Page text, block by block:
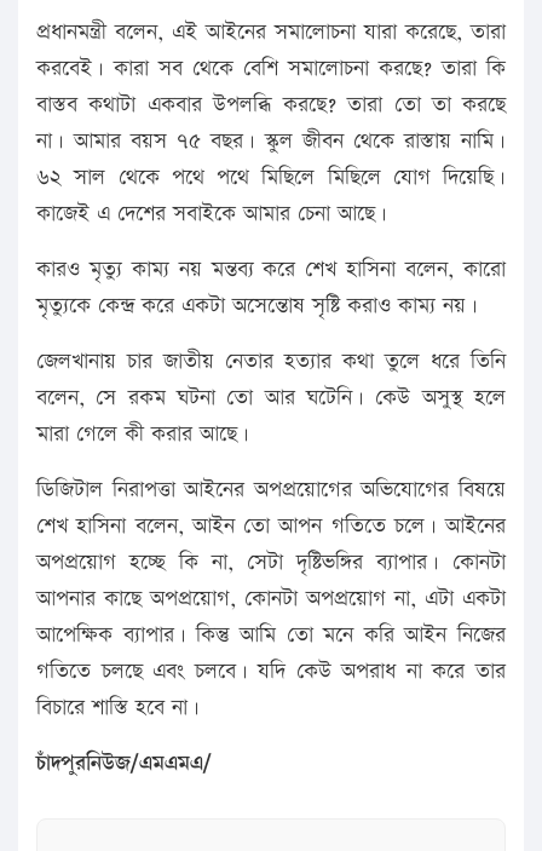
প্রধানমন্ত্রী বলেন, এই আইনের সমালোচনা যারা করেছে, তারা
করবেই। কারা সব থেকে বেশি সমালোচনা করছে? তারা কি
বাস্তব কথাটা একবার উপলব্ধি করছে? তারা তো তা করছে
না। আমার বয়স ৭৫ বছর। স্কুল জীবন থেকে রাস্তায় নামি।
৬২ সাল থেকে পথে পথে মিছিলে মিছিলে যোগ দিয়েছি।
কাজেই এ দেশের সবাইকে আমার চেনা আছে।
কারও মৃত্যু কাম্য নয় মন্তব্য করে শেখ হাসিনা বলেন, কারো
মৃত্যুকে কেন্দ্র করে একটা অসেন্তোষ সৃষ্টি করাও কাম্য নয়।
জেলখানায় চার জাতীয় নেতার হত্যার কথা তুলে ধরে তিনি
বলেন, সে রকম ঘটনা তো আর ঘটেনি। কেউ অসুস্থ হলে
মারা গেলে কী করার আছে।
ডিজিটাল নিরাপত্তা আইনের অপপ্রয়োগের অভিযোগের বিষয়ে
শেখ হাসিনা বলেন, আইন তো আপন গতিতে চলে। আইনের
অপপ্রয়োগ হচ্ছে কি না, সেটা দৃষ্টিভঙ্গির ব্যাপার। কোনটা
আপনার কাছে অপপ্রয়োগ, কোনটা অপপ্রয়োগ না, এটা একটা
আপেক্ষিক ব্যাপার। কিন্তু আমি তো মনে করি আইন নিজের
গতিতে চলছে এবং চলবে। যদি কেউ অপরাধ না করে তার
বিচারে শাস্তি হবে না।
চাঁদপুরনিউজ/এমএমএ/